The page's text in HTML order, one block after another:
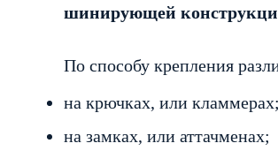
шинирующей
По способу крепления
на крючках, или кламмерах;
на замках, или аттачменах;